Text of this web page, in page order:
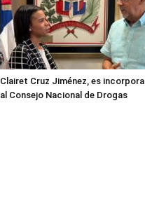
Clairet Cruz Jiménez, es incorpora
al Consejo Nacional de Drogas